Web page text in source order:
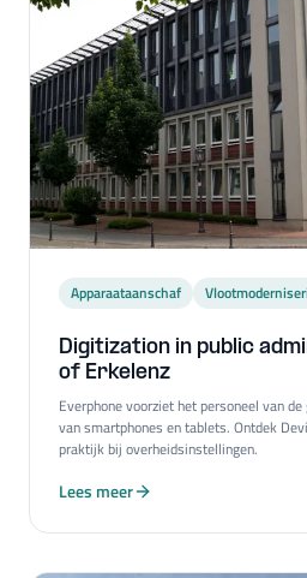
Apparaataanschaf
Digitization in public
of Erkelenz
Everphone voorziet het personeel van
van smartphones en tablets. Ontdek
praktijk bij overheidsinstellingen.
Lees meer